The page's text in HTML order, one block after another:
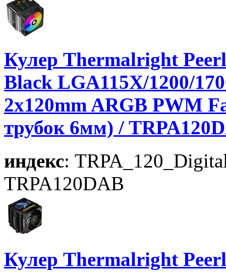
Кулер Thermalright
Black LGA115X/1200/
2x120mm ARGB PWM
трубок 6мм) /
индекс:
TRPA120DAB
Кулер Thermalright